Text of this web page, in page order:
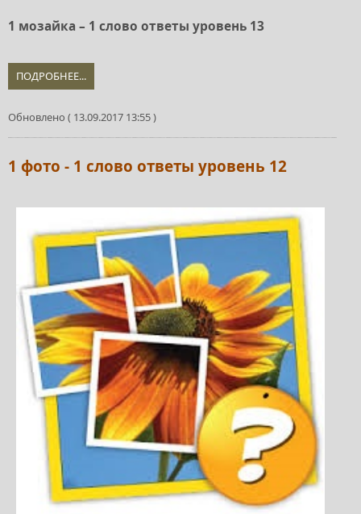
1 мозайка – 1 слово ответы уровень 13
ПОДРОБНЕЕ...
Обновлено ( 13.09.2017 13:55 )
1 фото - 1 слово ответы уровень 12